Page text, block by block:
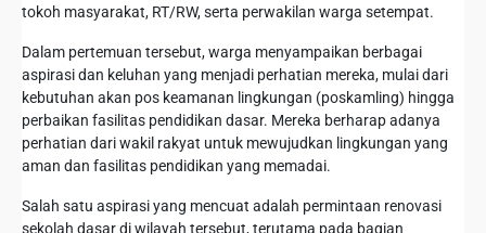
tokoh masyarakat, RT/RW, serta perwakilan warga setempat.
Dalam pertemuan tersebut, warga menyampaikan berbagai
aspirasi dan keluhan yang menjadi perhatian mereka, mulai dari
kebutuhan akan pos keamanan lingkungan (poskamling) hingga
perbaikan fasilitas pendidikan dasar. Mereka berharap adanya
perhatian dari wakil rakyat untuk mewujudkan lingkungan yang
aman dan fasilitas pendidikan yang memadai.
Salah satu aspirasi yang mencuat adalah permintaan renovasi
sekolah dasar di wilayah tersebut, terutama pada bagian